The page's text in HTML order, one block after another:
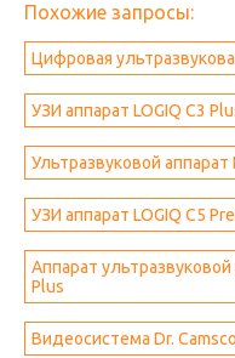
Похожие запросы:
Цифровая
УЗИ аппарат LOGIQ C3
Ультразвуковой аппарат
УЗИ аппарат LOGIQ C5
Аппарат
Plus
Видеосистема Dr.